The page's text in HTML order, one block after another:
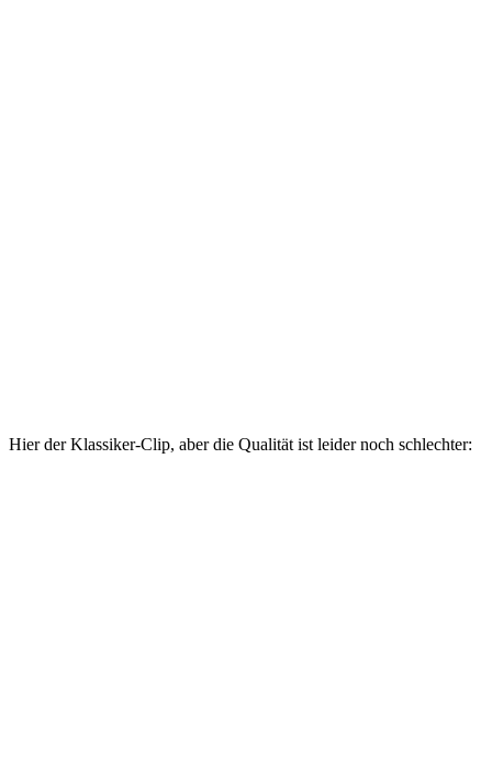
Hier der Klassiker-Clip, aber die Qualität ist leider noch schlechter: